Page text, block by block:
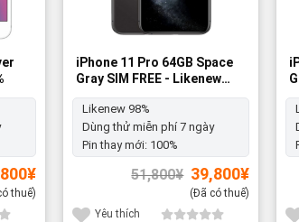
¥Giá
22,800¥.
thuế)
iPhone 11 Pro 64GB Space
Gray SIM FREE - Likenew
98%
Likenew 98%
Dùng thử miễn phí 7 ngày
Pin thay mới: 100%
51,800¥ Giá
gốc
là:
51,800¥.
39,800¥Giá
39,800¥.
(Đã có thuế)
Yêu thích